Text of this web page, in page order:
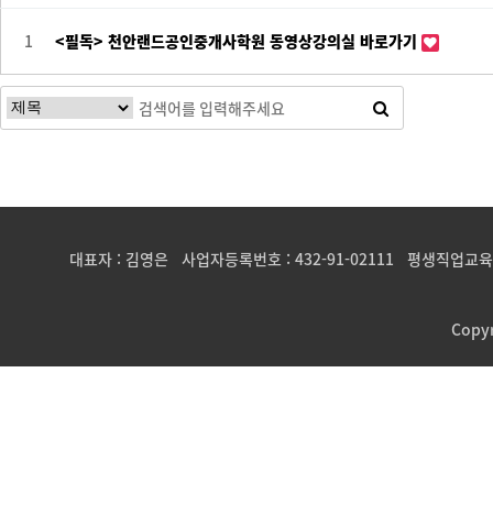
1 <필독> 천안랜드공인중개사학원 동영상강의실 바로가기
대표자 : 김영은 사업자등록번호 : 432-91-02111 평생직업교